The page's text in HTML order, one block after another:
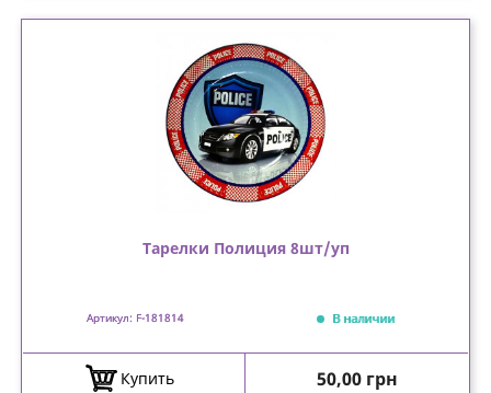
Тарелки Полиция 8шт/уп
Артикул: F-181814 В наличии
Купить Цена
50,00 грн